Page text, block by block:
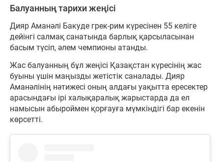
Балуанның тарихи жеңісі
Дияр Аманәлі Бакуде грек-рим күресінен 55 келіге
дейінгі салмақ санатында барлық қарсыласынан
басым түсіп, әлем чемпионы атанды.
Жас балуанның бұл жеңісі Қазақстан күресінің жас
буыны үшін маңызды жетістік саналады. Дияр
Аманәлінің нәтижесі оның алдағы уақытта ересектер
арасындағы ірі халықаралық жарыстарда да ел
намысын абыроймен қорғауға мүмкіндігі бар екенін
көрсетті.